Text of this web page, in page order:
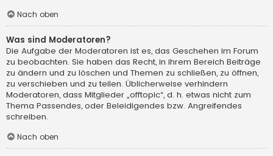
Nach oben
Was sind Moderatoren?
Die Aufgabe der Moderatoren ist es, das Geschehen im Forum
zu beobachten. Sie haben das Recht, in ihrem Bereich Beiträge
zu ändern und zu löschen und Themen zu schließen, zu öffnen,
zu verschieben und zu teilen. Üblicherweise verhindern
Moderatoren, dass Mitglieder „offtopic“, d. h. etwas nicht zum
Thema Passendes, oder Beleidigendes bzw. Angreifendes
schreiben.
Nach oben